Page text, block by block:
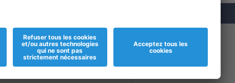
Informations
Magasins
Service
Points ALDI